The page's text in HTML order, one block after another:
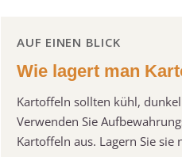
AUF EINEN BLICK
Wie lagert man
Kartoffeln sollten kühl,
Verwenden Sie
Kartoffeln aus. Lagern Sie